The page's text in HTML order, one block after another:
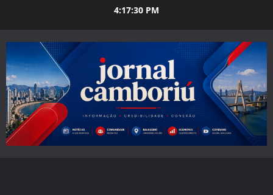
4:17:32 PM